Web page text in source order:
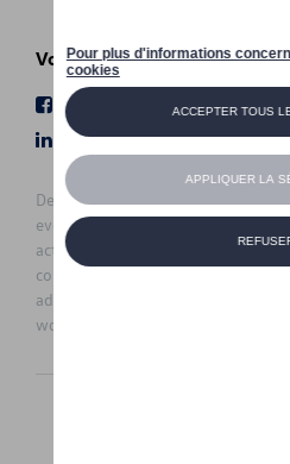
Volg Ons
Facebook
LinkedIn
De prijzen op deze site zijn
eventuele installatiekosten. Voor
actuele verkoopprijs en de
contact opnemen met uw
adviesprijzen kunnen zonder
worden gewijzigd.